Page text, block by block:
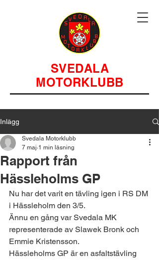
SVEDALA
MOTORKLUBB
Inlägg
Rapport från
Hässleholms GP
Svedala Motorklubb
7 maj 1 min läsning
Nu har det varit en tävling igen i RS DM
i Hässleholm den 3/5.
Ännu en gång var Svedala MK
representerade av Slawek Bronk och
Emmie Kristensson.
Hässleholms GP är en asfaltstävling